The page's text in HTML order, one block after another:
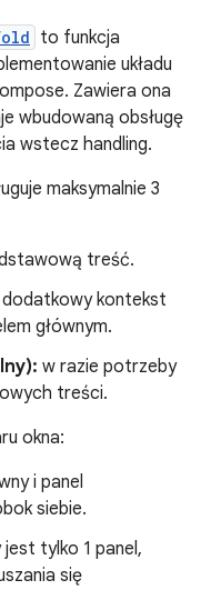
to funkcja
układu
Zawiera ona
wbudowaną obsługę
wstecz handling.
maksymalnie 3
treść.
dodatkowy kontekst
głównym.
w razie potrzeby
treści.
okna:
i panel
siebie.
tylko 1 panel,
się